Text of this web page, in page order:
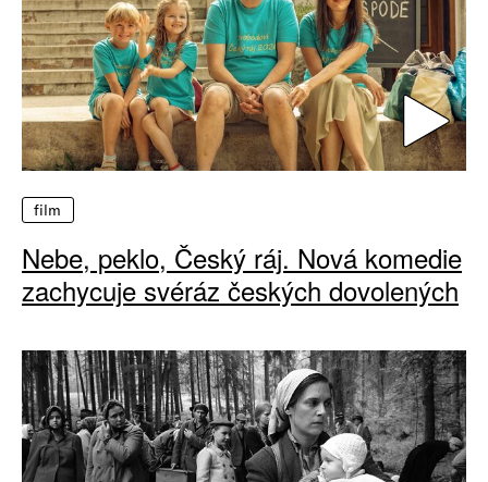
film
Nebe, peklo, Český ráj. Nová komedie
zachycuje svéráz českých dovolených